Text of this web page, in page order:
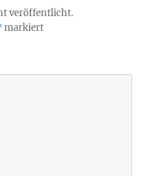
veröffentlicht.
markiert